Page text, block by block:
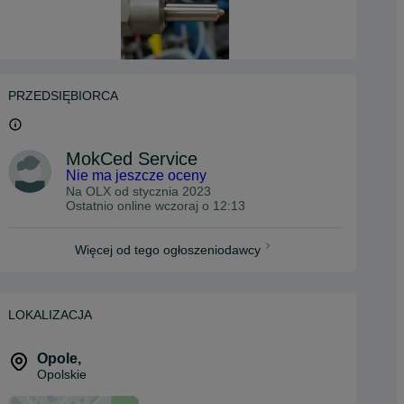
PRZEDSIĘBIORCA
MokCed Service
Nie ma jeszcze oceny
Na OLX od stycznia 2023
Ostatnio online wczoraj o 12:13
Więcej od tego ogłoszeniodawcy
LOKALIZACJA
Opole,
Opolskie